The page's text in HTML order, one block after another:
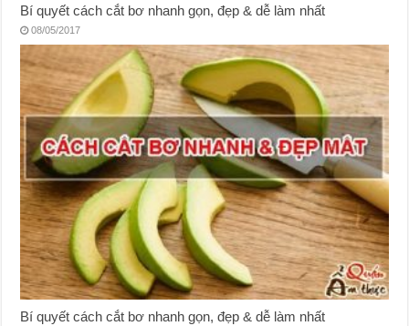
Bí quyết cách cắt bơ nhanh gọn, đẹp & dễ làm nhất
08/05/2017
Bí quyết cách cắt bơ nhanh gọn, đẹp & dễ làm nhất